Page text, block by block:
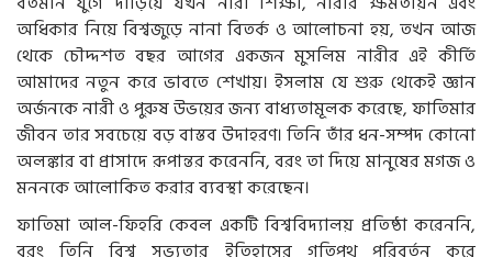
অধিকার নিয়ে বিশ্বজুড়ে নানা বিতর্ক ও আলোচনা হয়, তখন আজ
থেকে চৌদ্দশত বছর আগের একজন মুসলিম নারীর এই কীর্তি
আমাদের নতুন করে ভাবতে শেখায়। ইসলাম যে শুরু থেকেই জ্ঞান
অর্জনকে নারী ও পুরুষ উভয়ের জন্য বাধ্যতামূলক করেছে, ফাতিমার
জীবন তার সবচেয়ে বড় বাস্তব উদাহরণ। তিনি তাঁর ধন-সম্পদ কোনো
অলঙ্কার বা প্রাসাদে রূপান্তর করেননি, বরং তা দিয়ে মানুষের মগজ ও
মননকে আলোকিত করার ব্যবস্থা করেছেন।
ফাতিমা আল-ফিহরি কেবল একটি বিশ্ববিদ্যালয় প্রতিষ্ঠা করেননি,
বরং তিনি বিশ্ব সভ্যতার ইতিহাসের গতিপথ পরিবর্তন করে